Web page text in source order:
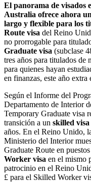
El panorama de visados
Australia ofrece ahora
largo y flexible para los
Route visa del Reino
no prorrogable para
Graduate visa (subclase
tres años para titulados de
para quienes hayan
en finanzas, este año extra
Según el Informe del
Departamento de Interior
Temporary Graduate visa
transición a un skilled visa
años. En el Reino Unido,
Ministerio del Interior
Graduate Route en
Worker visa en el mismo
patrocinio en el Reino
£ para el Skilled Worker